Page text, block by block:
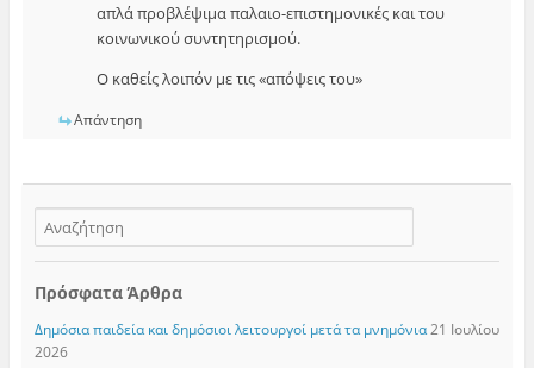
απλά προβλέψιμα παλαιο-επιστημονικές και του
κοινωνικού συντητηρισμού.
Ο καθείς λοιπόν με τις «απόψεις του»
Απάντηση
Πρόσφατα Άρθρα
Δημόσια παιδεία και δημόσιοι λειτουργοί μετά τα μνημόνια 21 Ιουλίου
2026